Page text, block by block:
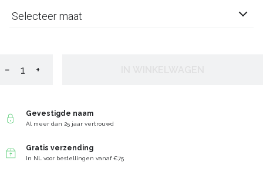
Selecteer maat
− +
Gevestigde naam
Al meer dan 25 jaar vertrouwd
Gratis verzending
In NL voor bestellingen vanaf €75